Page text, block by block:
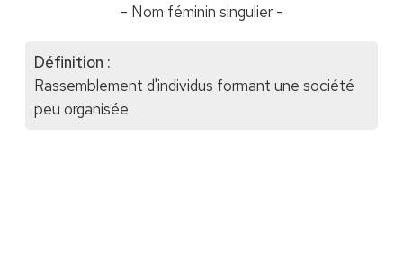
- Nom féminin singulier -
Définition :
Rassemblement d'individus formant une société
peu organisée.